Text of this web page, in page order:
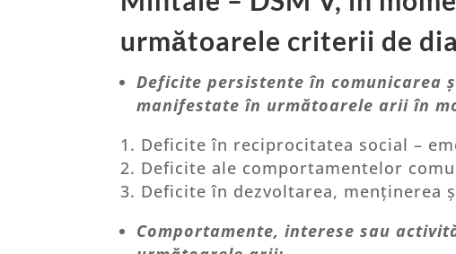
următoarele criterii de
Deficite persistente în comunicarea
manifestate în următoarele arii în
Deficite în reciprocitatea social –
Deficite ale comportamentelor
Deficite în dezvoltarea, menținerea
Comportamente, interese sau